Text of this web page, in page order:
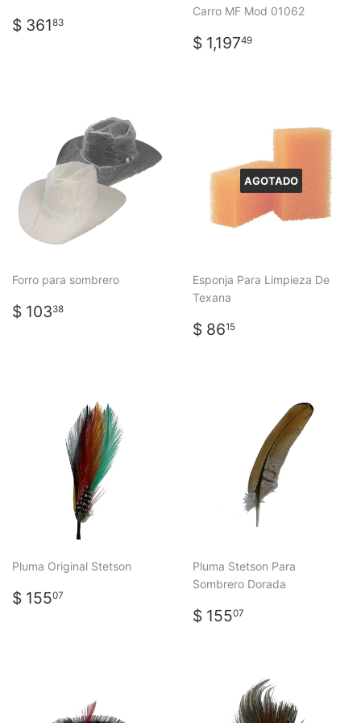
PRECIO
$ 36183
Carro MF Mod 01062
PRECIO
HABITUAL
$ 1,19749
Forro para sombrero
PRECIO
$ 10338
AGOTADO
Esponja Para Limpieza De
Texana
PRECIO
$ 8615
Pluma Original Stetson
PRECIO
$ 15507
Pluma Stetson Para
Sombrero Dorada
PRECIO
$ 15507